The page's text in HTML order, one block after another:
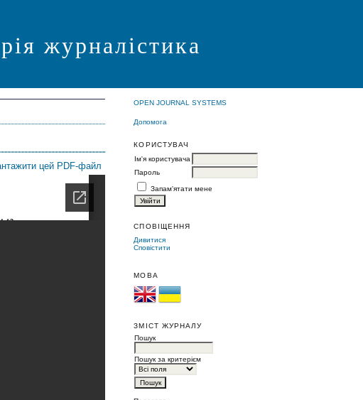
журналістика
OPEN JOURNAL SYSTEMS
Допомога
КОРИСТУВАЧ
Ім'я користувача
Пароль
Запам'ятати мене
СПОВІЩЕННЯ
Дивитися
Сповістити
МОВА
ЗМІСТ ЖУРНАЛУ
Пошук
Пошук за критерієм
цей PDF-файл